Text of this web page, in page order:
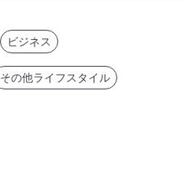
ビジネス
その他ライフスタイル